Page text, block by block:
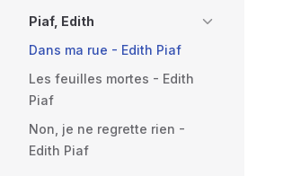
Piaf, Edith
Dans ma rue - Edith Piaf
Les feuilles mortes - Edith
Piaf
Non, je ne regrette rien -
Edith Piaf